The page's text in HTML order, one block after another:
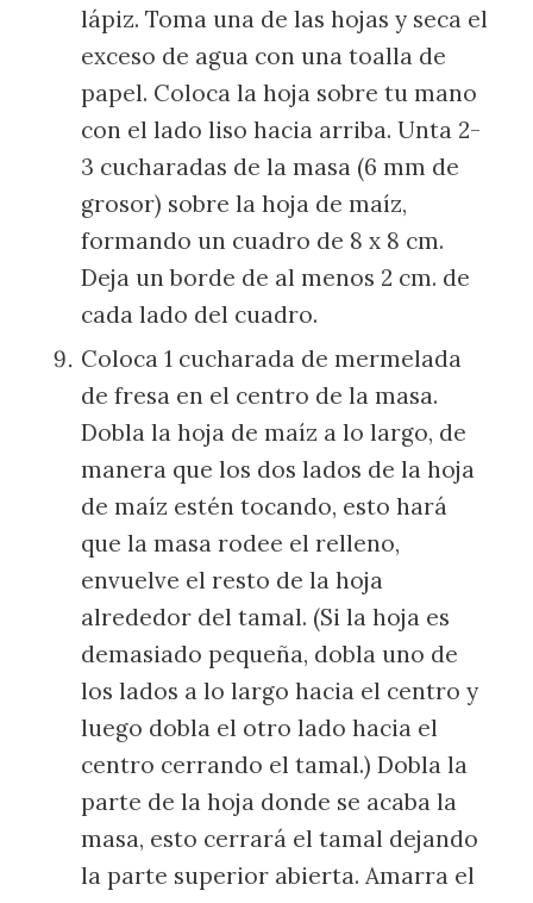
lápiz. Toma una de las hojas y seca el
exceso de agua con una toalla de
papel. Coloca la hoja sobre tu mano
con el lado liso hacia arriba. Unta 2-
3 cucharadas de la masa (6 mm de
grosor) sobre la hoja de maíz,
formando un cuadro de 8 x 8 cm.
Deja un borde de al menos 2 cm. de
cada lado del cuadro.
Coloca 1 cucharada de mermelada
de fresa en el centro de la masa.
Dobla la hoja de maíz a lo largo, de
manera que los dos lados de la hoja
de maíz estén tocando, esto hará
que la masa rodee el relleno,
envuelve el resto de la hoja
alrededor del tamal. (Si la hoja es
demasiado pequeña, dobla uno de
los lados a lo largo hacia el centro y
luego dobla el otro lado hacia el
centro cerrando el tamal.) Dobla la
parte de la hoja donde se acaba la
masa, esto cerrará el tamal dejando
la parte superior abierta. Amarra el